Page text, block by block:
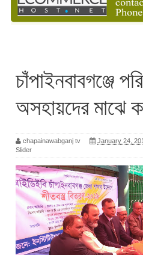
চাঁপাইনবাবগঞ্জে
অসহায়দের মাঝে
chapainawabganj tv January 24,
Slider